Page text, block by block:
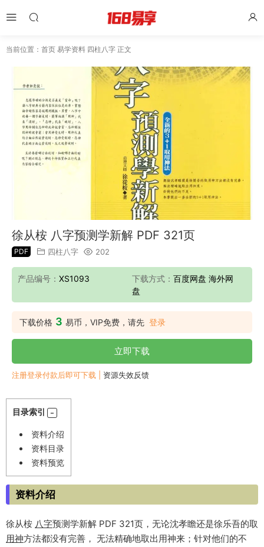
当前位置： 首页 易学资料 四柱八字 正文
徐从桉 八字预测学新解 PDF 321页
PDF 四柱八字 202
产品编号： XS1093 下载方式： 百度网盘 海外网
盘
下载价格 3 易币，VIP免费，请先 登录
立即下载
注册登录付款后即可下载 | 资源失效反馈
目录索引
资料介绍
资料目录
资料预览
资料介绍
徐从桉 八字预测学新解 PDF 321页，无论沈孝瞻还是徐乐吾的取
用神方法都没有完善， 无法精确地取出用神来；针对他们的不